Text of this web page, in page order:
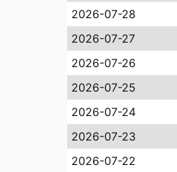
2026-07-28
2026-07-27
2026-07-26
2026-07-25
2026-07-24
2026-07-23
2026-07-22